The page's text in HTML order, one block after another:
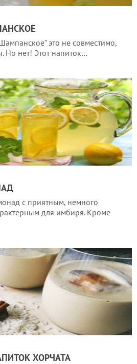
это не совместимо,
Но нет! Этот напиток…
с приятным, немного
для имбиря. Кроме
ХОРЧАТА